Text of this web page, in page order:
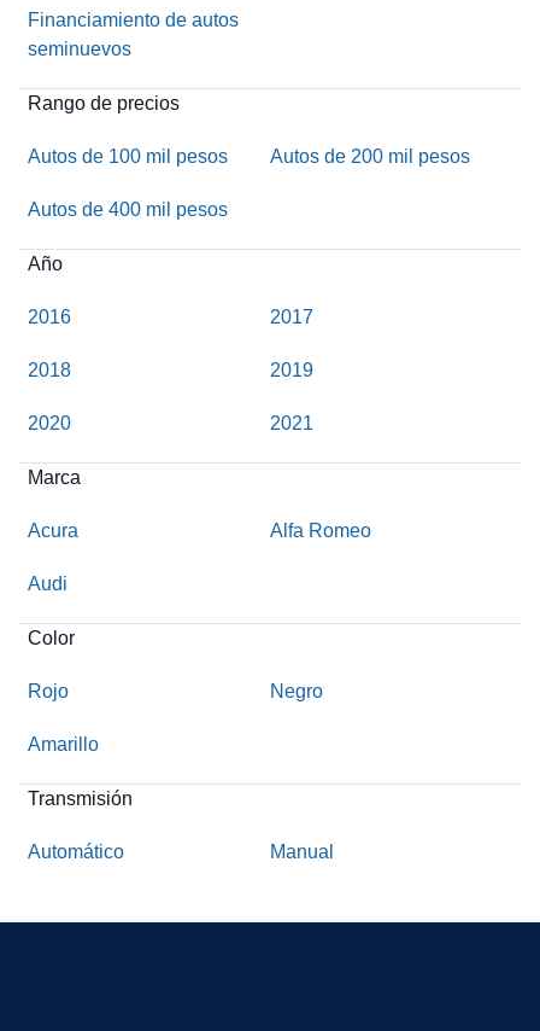
Financiamiento de autos
seminuevos
Rango de precios
Autos de 100 mil pesos Autos de 200 mil pesos
Autos de 400 mil pesos
Año
2016 2017
2018 2019
2020 2021
Marca
Acura Alfa Romeo
Audi
Color
Rojo Negro
Amarillo
Transmisión
Automático Manual